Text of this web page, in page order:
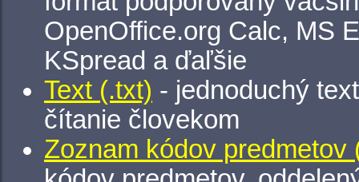
OpenOffice.org Calc, MS
KSpread a ďaľšie
Text (.txt) - jednoduchý
čítanie človekom
Zoznam kódov predmetov